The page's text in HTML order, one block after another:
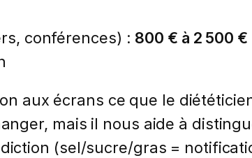
conférences) : 800 € à 2 500 €
aux écrans ce que le
mais il nous aide à
(sel/sucre/gras =